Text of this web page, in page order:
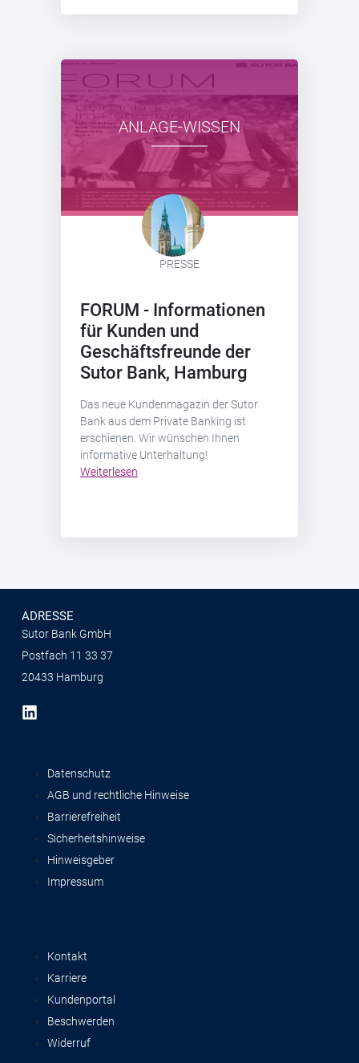
ANLAGE-WISSEN
PRESSE
FORUM - Informationen
für Kunden und
Geschäftsfreunde der
Sutor Bank, Hamburg
Das neue Kundenmagazin der Sutor
Bank aus dem Private Banking ist
erschienen. Wir wünschen Ihnen
informative Unterhaltung!
Weiterlesen
ADRESSE
Sutor Bank GmbH
Postfach 11 33 37
20433 Hamburg
Datenschutz
AGB und rechtliche Hinweise
Barrierefreiheit
Sicherheitshinweise
Hinweisgeber
Impressum
Kontakt
Karriere
Kundenportal
Beschwerden
Widerruf